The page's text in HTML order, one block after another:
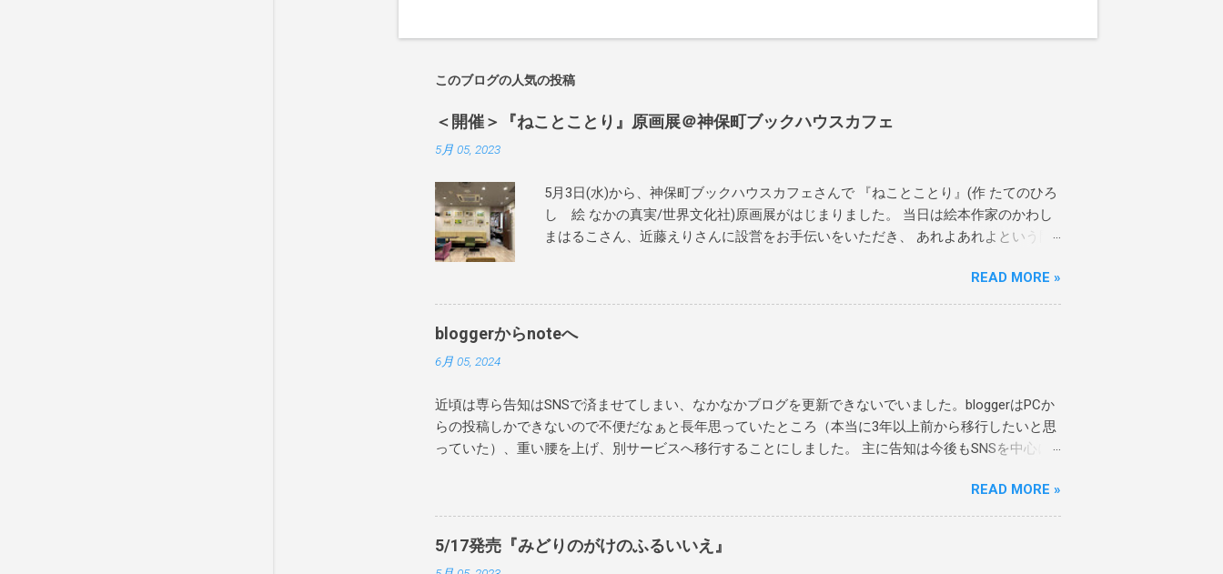
このブログの人気の投稿
＜開催＞『ねことことり』原画展＠神保町ブックハウスカフェ
5月 05, 2023
5月3日(水)から、神保町ブックハウスカフェさんで 『ねことことり』(作 たてのひろ
し 絵 なかの真実/世界文化社)原画展がはじまりました。 当日は絵本作家のかわし
まはるこさん、近藤えりさんに設営をお手伝いをいただき、 あれよあれよという間
当日はサインを60か70冊くらい？描かせてもらいました。 偶然お越しいただき、絵
本をご購入いただいたお客様には宛名も入れさせていただきました。 ありがとうご
ざいます！ぜひお家で楽しんで読んでもらえたら嬉しいです。 4月27日にシリーズ最
ハウスカフェさんへお越しください！ 1作目『あまがえるのかくれんぼ』 2作目『あ
まがえるのぼうけん』 3作目『あまがえるのたんじょう』 作 たてのひろし 絵 かわ
しまはるこ（世界文化社） 『ねことことり』原画展期間中にイベント2つ開催しま
ェさんの告知文を一部転載させていただきます。 詳しくはこちらのイベントページ
をご覧ください♪ https://bookhousecafe.jp/exhibition/content/948 イベント①舘野夜
話SP ゲスト：なかの真実 おなじみ「舘野夜話」、（舘野鴻さんがバーテンダーと
READ MORE »
bloggerからnoteへ
6月 05, 2024
近頃は専ら告知はSNSで済ませてしまい、なかなかブログを更新できないでいました。bloggerはPCか
らの投稿しかできないので不便だなぁと長年思っていたところ（本当に3年以上前から移行したいと思
っていた）、重い腰を上げ、別サービスへ移行することにしました。 主に告知は今後もSNSを中心に
らと思います。 https://note.com/maminakano/ bloggerで公開している過去記事の一部をnoteにも移行
しています。主に、日記、レポート、俳句、直近の告知などです。日記、レポート、俳句は10年ほど
前の内容ばかりで、当時の自分の拙い文章を読み返すと、人生舐め腐っていて顔から火が吹き出しそ
うになりましたが、一方で現在とあまり変わらない考え方をしていたり、この視点はこれからも大切
READ MORE »
5/17発売『みどりのがけのふるいいえ』